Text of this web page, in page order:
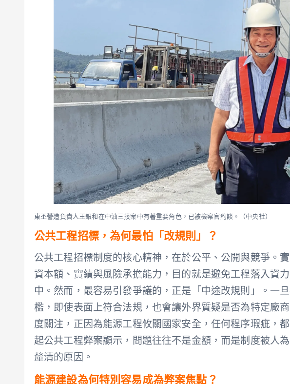
東丕營造負責人王銀和在中油三接案中有著重要角色，已被檢察官約談。（中央社）
公共工程招標，為何最怕「改規則」？
公共工程招標制度的核心精神，在於公平、公開與競爭。
資本額、實績與風險承擔能力，目的就是避免工程落入資
中。然而，最容易引發爭議的，正是「中途改規則」。一
檻，即使表面上符合法規，也會讓外界質疑是否為特定廠
度關注，正因為能源工程攸關國家安全，任何程序瑕疵，
起公共工程弊案顯示，問題往往不是金額，而是制度被人
釐清的原因。
能源建設為何特別容易成為弊案焦點？